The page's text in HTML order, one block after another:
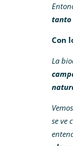
tanto
Con
La
se ve